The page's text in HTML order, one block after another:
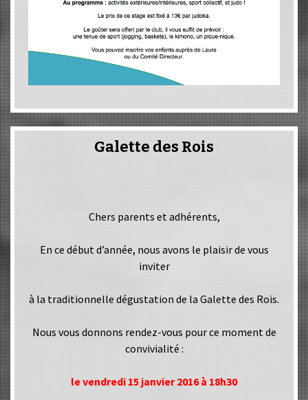
Galette des Rois
Chers parents et adhérents,
En ce début d’année, nous avons le plaisir de vous
inviter
à la traditionnelle dégustation de la Galette des Rois.
Nous vous donnons rendez-vous pour ce moment de
convivialité :
le vendredi 15 janvier 2016 à 18h30